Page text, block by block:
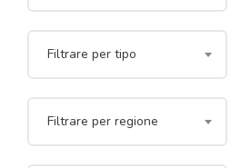
Filtrare per tipo
Filtrare per regione